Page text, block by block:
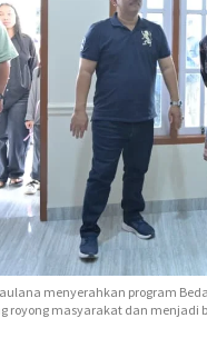
menyerahkan program
royong masyarakat dan